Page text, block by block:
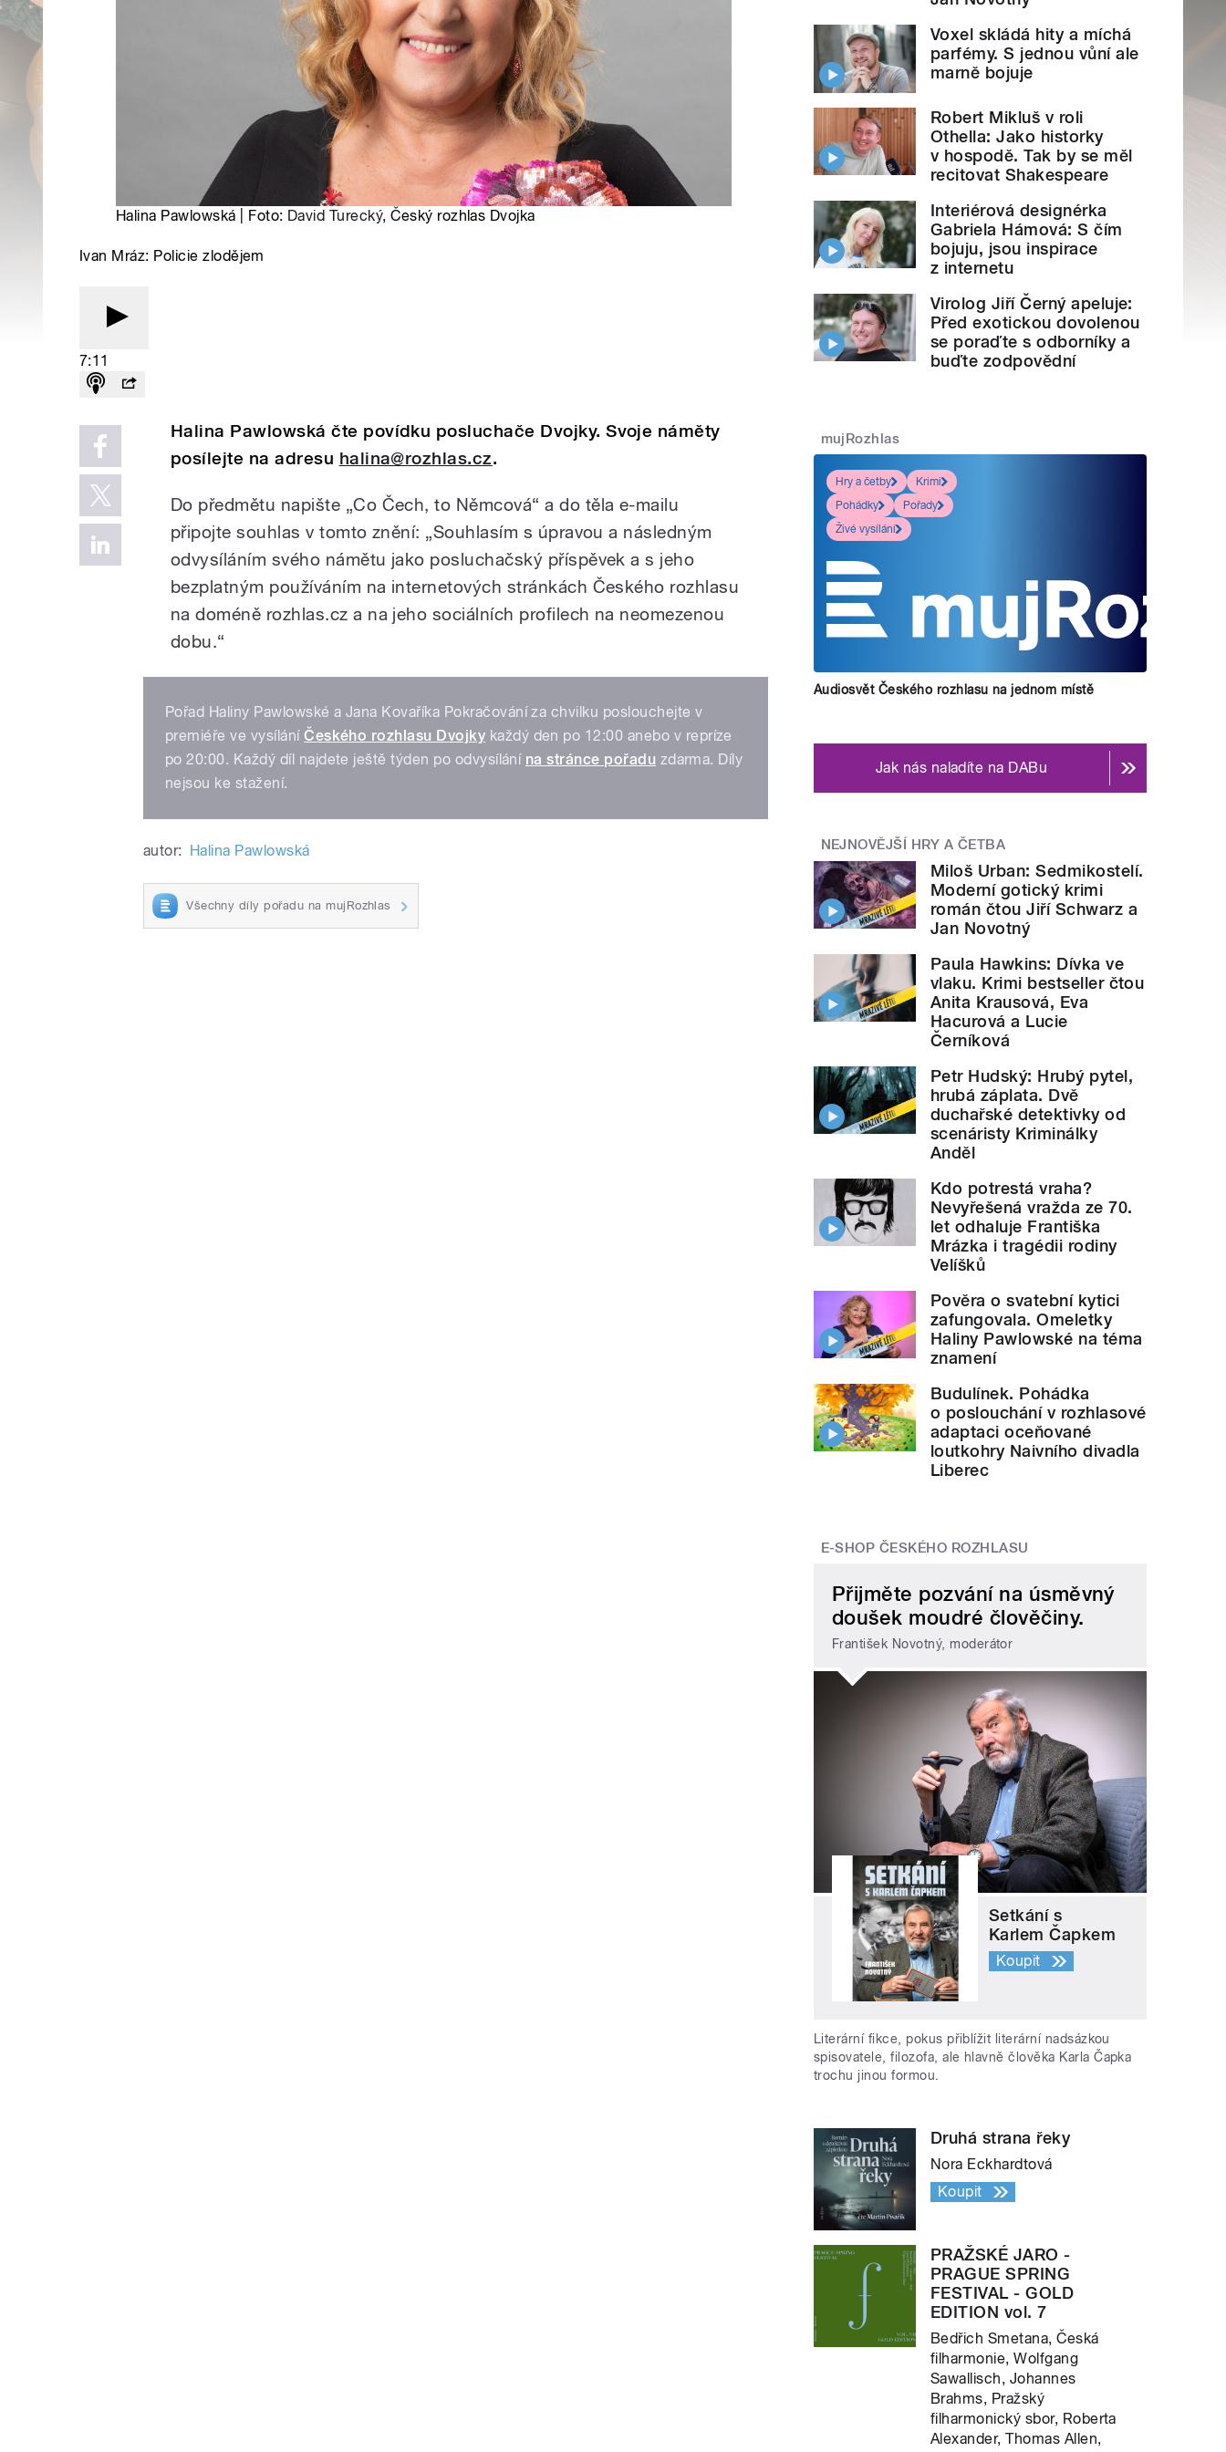
Halina Pawlowská | Foto: David Turecký, Český rozhlas Dvojka
Ivan Mráz: Policie zlodějem
7:11
Halina Pawlowská čte povídku posluchače Dvojky. Svoje náměty
posílejte na adresu halina@rozhlas.cz.
Do předmětu napište „Co Čech, to Němcová“ a do těla e-mailu
připojte souhlas v tomto znění: „Souhlasím s úpravou a následným
odvysíláním svého námětu jako posluchačský příspěvek a s jeho
bezplatným používáním na internetových stránkách Českého rozhlasu
na doméně rozhlas.cz a na jeho sociálních profilech na neomezenou
dobu.“
Pořad Haliny Pawlowské a Jana Kovaříka Pokračování za chvilku poslouchejte v
premiéře ve vysíláníČeského rozhlasu Dvojky každý den po 12:00 anebo v repríze
po 20:00. Každý díl najdete ještě týden po odvysílání na stránce pořadu zdarma. Díly
nejsou ke stažení.
autor: Halina Pawlowská
Všechny díly pořadu na mujRozhlas
Voxel skládá hity a míchá
parfémy. S jednou vůní ale
marně bojuje
Robert Mikluš v roli
Othella: Jako historky
v hospodě. Tak by se měl
recitovat Shakespeare
Interiérová designérka
Gabriela Hámová: S čím
bojuju, jsou inspirace
z internetu
Virolog Jiří Černý apeluje:
Před exotickou dovolenou
se poraďte s odborníky a
buďte zodpovědní
mujRozhlas
Hry a četby
Krimi
Pohádky
Pořady
Živé vysílání
Audiosvět Českého rozhlasu na jednom místě
Jak nás naladíte na DABu
NEJNOVĚJŠÍ HRY A ČETBA
Miloš Urban: Sedmikostelí.
Moderní gotický krimi
román čtou Jiří Schwarz a
Jan Novotný
Paula Hawkins: Dívka ve
vlaku. Krimi bestseller čtou
Anita Krausová, Eva
Hacurová a Lucie
Černíková
Petr Hudský: Hrubý pytel,
hrubá záplata. Dvě
duchařské detektivky od
scenáristy Kriminálky
Anděl
Kdo potrestá vraha?
Nevyřešená vražda ze 70.
let odhaluje Františka
Mrázka i tragédii rodiny
Velíšků
Pověra o svatební kytici
zafungovala. Omeletky
Haliny Pawlowské na téma
znamení
Budulínek. Pohádka
o poslouchání v rozhlasové
adaptaci oceňované
loutkohry Naivního divadla
Liberec
E-SHOP ČESKÉHO ROZHLASU
Přijměte pozvání na úsměvný
doušek moudré člověčiny.
František Novotný, moderátor
Setkání s
Karlem Čapkem
Koupit
Literární fikce, pokus přiblížit literární nadsázkou
spisovatele, filozofa, ale hlavně člověka Karla Čapka
trochu jinou formou.
Druhá strana řeky
Nora Eckhardtová
Koupit
PRAŽSKÉ JARO -
PRAGUE SPRING
FESTIVAL - GOLD
EDITION vol. 7
Bedřich Smetana, Česká
filharmonie, Wolfgang
Sawallisch, Johannes
Brahms, Pražský
filharmonický sbor, Roberta
Alexander, Thomas Allen,